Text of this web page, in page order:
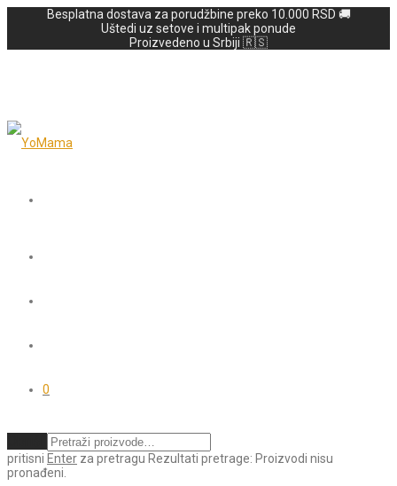
Besplatna dostava za porudžbine preko 10.000 RSD 🚚
Uštedi uz setove i multipak ponude
Proizvedeno u Srbiji 🇷🇸
0
pritisni Enter za pretragu Rezultati pretrage: Proizvodi nisu
pronađeni.